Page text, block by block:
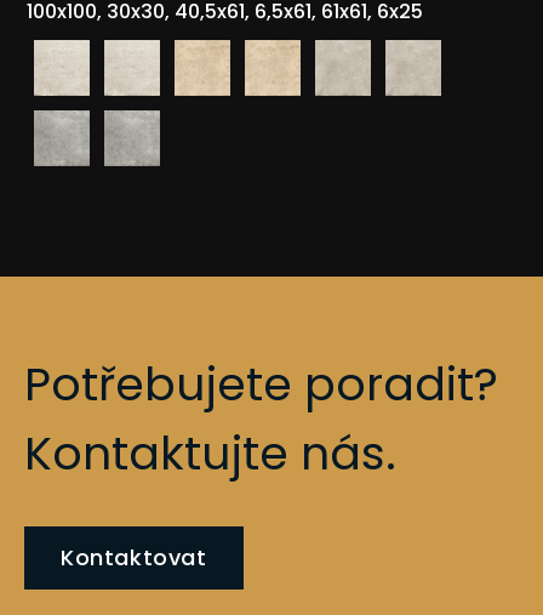
100x100, 30x30, 40,5x61, 6,5x61, 61x61, 6x25
Potřebujete poradit?
Kontaktujte nás.
Kontaktovat